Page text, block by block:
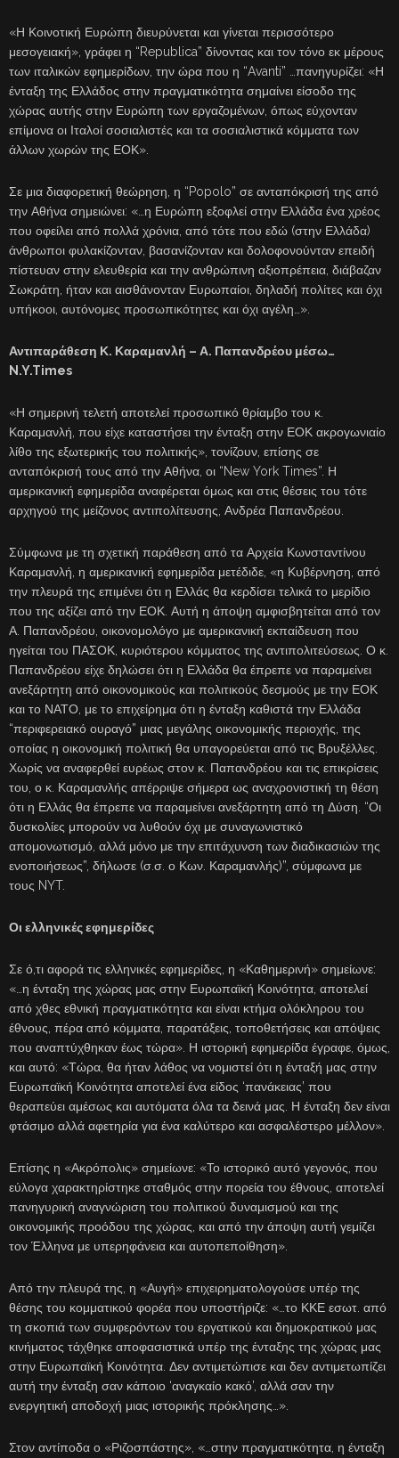
«Η Κοινοτική Ευρώπη διευρύνεται και γίνεται περισσότερο
μεσογειακή», γράφει η “Republica” δίνοντας και τον τόνο εκ μέρους
των ιταλικών εφημερίδων, την ώρα που η “Avanti” …πανηγυρίζει: «Η
ένταξη της Ελλάδος στην πραγματικότητα σημαίνει είσοδο της
χώρας αυτής στην Ευρώπη των εργαζομένων, όπως εύχονταν
επίμονα οι Ιταλοί σοσιαλιστές και τα σοσιαλιστικά κόμματα των
άλλων χωρών της ΕΟΚ».
Σε μια διαφορετική θεώρηση, η “Popolo” σε ανταπόκρισή της από
την Αθήνα σημειώνει: «…η Ευρώπη εξοφλεί στην Ελλάδα ένα χρέος
που οφείλει από πολλά χρόνια, από τότε που εδώ (στην Ελλάδα)
άνθρωποι φυλακίζονταν, βασανίζονταν και δολοφονούνταν επειδή
πίστευαν στην ελευθερία και την ανθρώπινη αξιοπρέπεια, διάβαζαν
Σωκράτη, ήταν και αισθάνονταν Ευρωπαίοι, δηλαδή πολίτες και όχι
υπήκοοι, αυτόνομες προσωπικότητες και όχι αγέλη…».
Αντιπαράθεση Κ. Καραμανλή – Α. Παπανδρέου μέσω…
N.Y.Times
«Η σημερινή τελετή αποτελεί προσωπικό θρίαμβο του κ.
Καραμανλή, που είχε καταστήσει την ένταξη στην ΕΟΚ ακρογωνιαίο
λίθο της εξωτερικής του πολιτικής», τονίζουν, επίσης σε
ανταπόκρισή τους από την Αθήνα, οι “New York Times”. Η
αμερικανική εφημερίδα αναφέρεται όμως και στις θέσεις του τότε
αρχηγού της μείζονος αντιπολίτευσης, Ανδρέα Παπανδρέου.
Σύμφωνα με τη σχετική παράθεση από τα Αρχεία Κωνσταντίνου
Καραμανλή, η αμερικανική εφημερίδα μετέδιδε, «η Κυβέρνηση, από
την πλευρά της επιμένει ότι η Ελλάς θα κερδίσει τελικά το μερίδιο
που της αξίζει από την ΕΟΚ. Αυτή η άποψη αμφισβητείται από τον
Α. Παπανδρέου, οικονομολόγο με αμερικανική εκπαίδευση που
ηγείται του ΠΑΣΟΚ, κυριότερου κόμματος της αντιπολιτεύσεως. Ο κ.
Παπανδρέου είχε δηλώσει ότι η Ελλάδα θα έπρεπε να παραμείνει
ανεξάρτητη από οικονομικούς και πολιτικούς δεσμούς με την ΕΟΚ
και το ΝΑΤΟ, με το επιχείρημα ότι η ένταξη καθιστά την Ελλάδα
“περιφερειακό ουραγό” μιας μεγάλης οικονομικής περιοχής, της
οποίας η οικονομική πολιτική θα υπαγορεύεται από τις Βρυξέλλες.
Χωρίς να αναφερθεί ευρέως στον κ. Παπανδρέου και τις επικρίσεις
του, ο κ. Καραμανλής απέρριψε σήμερα ως αναχρονιστική τη θέση
ότι η Ελλάς θα έπρεπε να παραμείνει ανεξάρτητη από τη Δύση. “Οι
δυσκολίες μπορούν να λυθούν όχι με συναγωνιστικό
απομονωτισμό, αλλά μόνο με την επιτάχυνση των διαδικασιών της
ενοποιήσεως”, δήλωσε (σ.σ. ο Κων. Καραμανλής)”, σύμφωνα με
τους NYT.
Οι ελληνικές εφημερίδες
Σε ό,τι αφορά τις ελληνικές εφημερίδες, η «Καθημερινή» σημείωνε:
«…η ένταξη της χώρας μας στην Ευρωπαϊκή Κοινότητα, αποτελεί
από χθες εθνική πραγματικότητα και είναι κτήμα ολόκληρου του
έθνους, πέρα από κόμματα, παρατάξεις, τοποθετήσεις και απόψεις
που αναπτύχθηκαν έως τώρα». Η ιστορική εφημερίδα έγραφε, όμως,
και αυτό: «Τώρα, θα ήταν λάθος να νομιστεί ότι η ένταξή μας στην
Ευρωπαϊκή Κοινότητα αποτελεί ένα είδος ‘πανάκειας’ που
θεραπεύει αμέσως και αυτόματα όλα τα δεινά μας. Η ένταξη δεν είναι
φτάσιμο αλλά αφετηρία για ένα καλύτερο και ασφαλέστερο μέλλον».
Επίσης η «Ακρόπολις» σημείωνε: «Το ιστορικό αυτό γεγονός, που
εύλογα χαρακτηρίστηκε σταθμός στην πορεία του έθνους, αποτελεί
πανηγυρική αναγνώριση του πολιτικού δυναμισμού και της
οικονομικής προόδου της χώρας, και από την άποψη αυτή γεμίζει
τον Έλληνα με υπερηφάνεια και αυτοπεποίθηση».
Από την πλευρά της, η «Αυγή» επιχειρηματολογούσε υπέρ της
θέσης του κομματικού φορέα που υποστήριζε: «…το ΚΚΕ εσωτ. από
τη σκοπιά των συμφερόντων του εργατικού και δημοκρατικού μας
κινήματος τάχθηκε αποφασιστικά υπέρ της ένταξης της χώρας μας
στην Ευρωπαϊκή Κοινότητα. Δεν αντιμετώπισε και δεν αντιμετωπίζει
αυτή την ένταξη σαν κάποιο ‘αναγκαίο κακό’, αλλά σαν την
ενεργητική αποδοχή μιας ιστορικής πρόκλησης…».
Στον αντίποδα ο «Ριζοσπάστης», «…στην πραγματικότητα, η ένταξη